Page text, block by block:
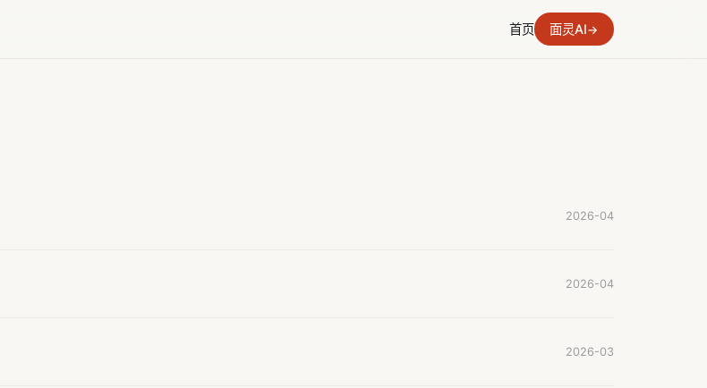
首页 面灵AI→
2026-04
2026-04
2026-03